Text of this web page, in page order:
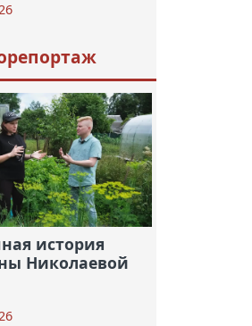
история
Николаевой